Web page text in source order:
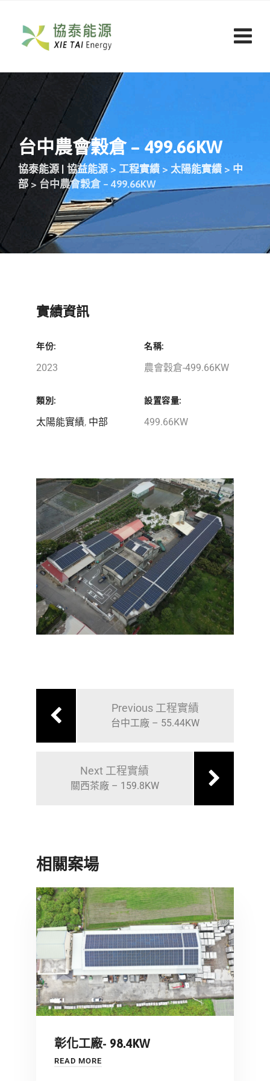
台中農會穀倉 – 499.66KW
協泰能源 | 協益能源 > 工程實績 > 太陽能實績 > 中
部 > 台中農會穀倉 – 499.66KW
實績資訊
年份:
2023
名稱:
農會穀倉-499.66KW
類別:
太陽能實績, 中部
設置容量:
499.66KW
Previous 工程實績
台中工廠 – 55.44KW
Next 工程實績
關西茶廠 – 159.8KW
相關案場
彰化工廠- 98.4KW
READ MORE